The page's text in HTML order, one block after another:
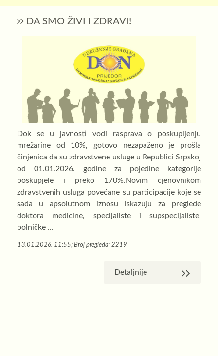
DA SMO ŽIVI I ZDRAVI!
Dok se u javnosti vodi rasprava o poskupljenju
mrežarine od 10%, gotovo nezapaženo je prošla
činjenica da su zdravstvene usluge u Republici Srpskoj
od 01.01.2026. godine za pojedine kategorije
poskupjele i preko 170%.Novim cjenovnikom
zdravstvenih usluga povećane su participacije koje se
sada u apsolutnom iznosu iskazuju za preglede
doktora medicine, specijaliste i supspecijaliste,
bolničke ...
13.01.2026. 11:55; Broj pregleda: 2219
Detaljnije